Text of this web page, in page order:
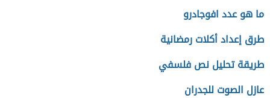
ما هو عدد افوجادرو
طرق إعداد أكلات رمضانية
طريقة تحليل نص فلسفي
عازل الصوت للجدران